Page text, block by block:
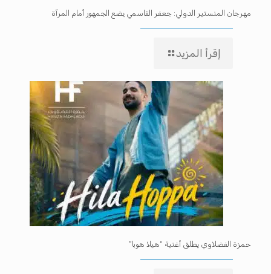
مهرجان المنستير الدولي: جعفر القاسمي يضع الجمهور أمام المرآة
إقرأ المزيد
حمزة الفضلاوي يطلق أغنية “هيلا هوبا”